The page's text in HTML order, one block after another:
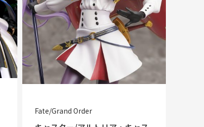
Fate/Grand Order